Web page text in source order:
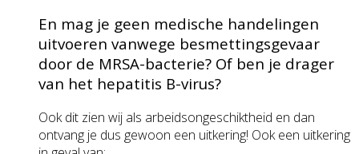
En mag je geen medische handelingen
uitvoeren vanwege besmettingsgevaar
door de MRSA-bacterie? Of ben je drager
van het hepatitis B-virus?
Ook dit zien wij als arbeids­ongeschiktheid en dan
ontvang je dus gewoon een uitkering! Ook een uitkering